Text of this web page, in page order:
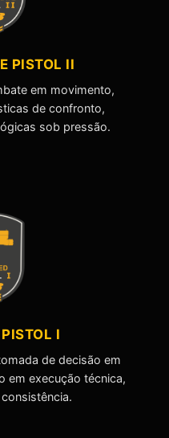
PISTOL II
em movimento,
de confronto,
sob pressão.
I
de decisão em
em execução técnica,